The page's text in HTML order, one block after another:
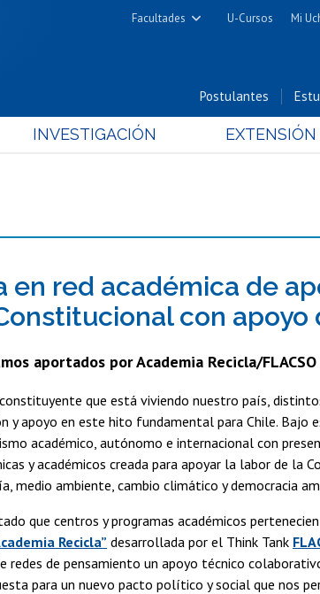
Facultades
Cs. Físicas y Matemáticas
Cs. Químicas y Farmacéuticas
Estudios Avanzados en Educación
Nutrición y Tecnología de
U-Cursos Mi
Postulantes
INVESTIGACIÓN EXTENSIÓN
en red académica de
con apoyo
aportados por Academia Recicla/
que está viviendo nuestro país,
y apoyo en este hito fundamental para Chile.
académico, autónomo e internacional con
y académicos creada para apoyar la labor de la
medio ambiente, cambio climático y democracia
que centros y programas académicos
Recicla” desarrollada por el Think Tank
redes de pensamiento un apoyo técnico
para un nuevo pacto político y social que nos